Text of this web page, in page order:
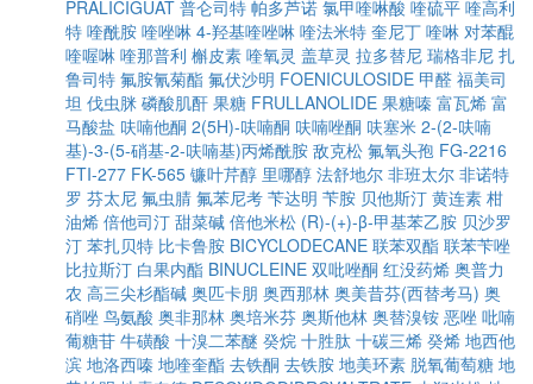
PRALICIGUAT 普仑司特 帕多芦诺 氯甲喹啉酸 喹硫平 喹高利
特 喹酰胺 喹唑啉 4-羟基喹唑啉 喹法米特 奎尼丁 喹啉 对苯醌
喹喔啉 喹那普利 槲皮素 喹氧灵 盖草灵 拉多替尼 瑞格非尼 扎
鲁司特 氟胺氰菊酯 氟伏沙明 FOENICULOSIDE 甲醛 福美司
坦 伐虫脒 磷酸肌酐 果糖 FRULLANOLIDE 果糖嗪 富瓦烯 富
马酸盐 呋喃他酮 2(5H)-呋喃酮 呋喃唑酮 呋塞米 2-(2-呋喃
基)-3-(5-硝基-2-呋喃基)丙烯酰胺 敌克松 氟氧头孢 FG-2216
FTI-277 FK-565 镰叶芹醇 里哪醇 法舒地尔 非班太尔 非诺特
罗 芬太尼 氟虫腈 氟苯尼考 苄达明 苄胺 贝他斯汀 黄连素 柑
油烯 倍他司汀 甜菜碱 倍他米松 (R)-(+)-β-甲基苯乙胺 贝沙罗
汀 苯扎贝特 比卡鲁胺 BICYCLODECANE 联苯双酯 联苯苄唑
比拉斯汀 白果内酯 BINUCLEINE 双吡唑酮 红没药烯 奥普力
农 高三尖杉酯碱 奥匹卡朋 奥西那林 奥美昔芬(西替考马) 奥
硝唑 鸟氨酸 奥非那林 奥培米芬 奥斯他林 奥替溴铵 恶唑 吡喃
葡糖苷 牛磺酸 十溴二苯醚 癸烷 十胜肽 十碳三烯 癸烯 地西他
滨 地洛西嗪 地喹奎酯 去铁酮 去铁胺 地美环素 脱氧葡萄糖 地